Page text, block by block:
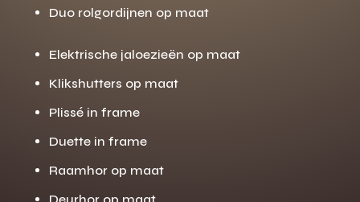
Duo rolgordijnen op maat
Elektrische jaloezieën op maat
Klikshutters op maat
Plissé in frame
Duette in frame
Raamhor op maat